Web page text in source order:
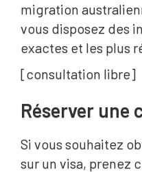
migration
vous disposez des
exactes et les plus
[consultation libre]
Réserver une
Si vous souhaitez
sur un visa, prenez